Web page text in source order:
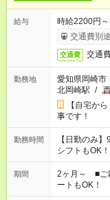
給与
時給2200円
交通費別
交通費 交通
勤務地
愛知県岡崎市
北岡崎駅 /
【自宅か
事です！
勤務時間
【日勤のみ】9:00～
シフトも
「家族とお休
たい」 「で
えてくださいね。 ※Wワーク希望の方へ 今ご覧の
する勤務時間
期間
2ヶ月～ ■ご
ートもOK！